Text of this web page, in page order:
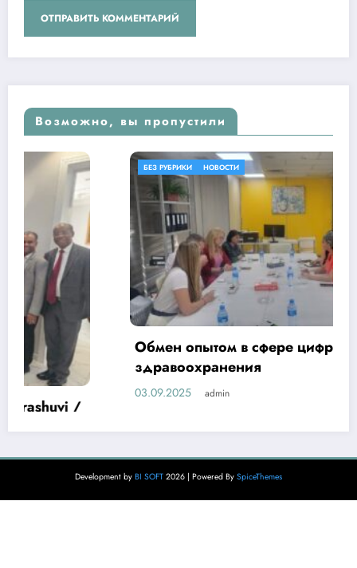
Возможно, вы пропустили
БЕЗ РУБРИКИ НОВОСТИ
Обмен опытом в сфере цифровизации
здравоохранения
admin
Development by BI SOFT 2026 | Powered By SpiceThemes